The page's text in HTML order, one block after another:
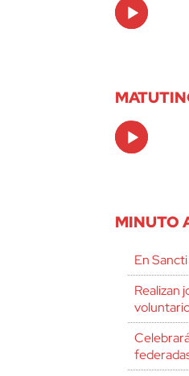
Audio
Player
Audio
Player
MINUTO
En
Realizan